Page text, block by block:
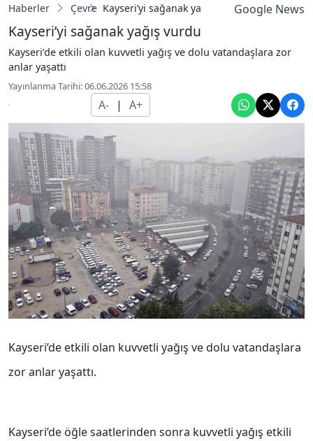
Haberler Çevre Kayseri’yi sağanak yağış vurduGoogle News
Kayseri’yi sağanak yağış vurdu
Kayseri’de etkili olan kuvvetli yağış ve dolu vatandaşlara zor
anlar yaşattı
Yayınlanma Tarihi: 06.06.2026 15:58
A- | A+
Kayseri’de etkili olan kuvvetli yağış ve dolu vatandaşlara
zor anlar yaşattı.
Kayseri’de öğle saatlerinden sonra kuvvetli yağış etkili